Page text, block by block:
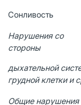
Сонливость
стороны
дыхательной
грудной клетки и
Общие нарушения